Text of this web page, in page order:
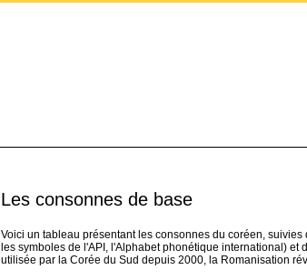
Les consonnes de base
Voici un tableau présentant les consonnes du coréen,
les symboles de l'API, l'Alphabet phonétique international) et
utilisée par la Corée du Sud depuis 2000, la Romanisation